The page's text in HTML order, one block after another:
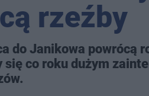
rzeźby
do Janikowa powrócą
się co roku dużym